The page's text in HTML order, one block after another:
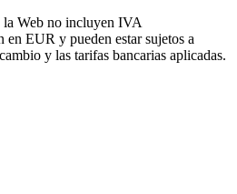
la Web no incluyen IVA
en EUR y pueden estar sujetos a
y las tarifas bancarias aplicadas.